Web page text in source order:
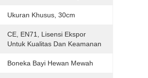
Ukuran Khusus, 30cm
CE, EN71, Lisensi Ekspor
Untuk Kualitas Dan Keamanan
Boneka Bayi Hewan Mewah